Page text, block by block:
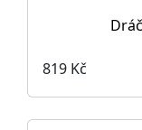
819 Kč